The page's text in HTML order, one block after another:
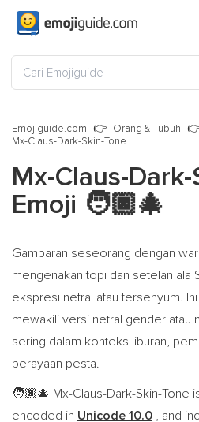
Emojiguide.com Orang & Tubuh
Mx-Claus-Dark-Skin-Tone
Mx-Claus-
Emoji 🧑🏿‍🎄
Gambaran seseorang dengan
mengenakan topi dan setelan ala
ekspresi netral atau tersenyum.
mewakili versi netral gender atau
sering dalam konteks liburan,
perayaan pesta.
🧑🏿‍🎄 Mx-Claus-Dark-Skin-Tone
encoded in Unicode 10.0 , and